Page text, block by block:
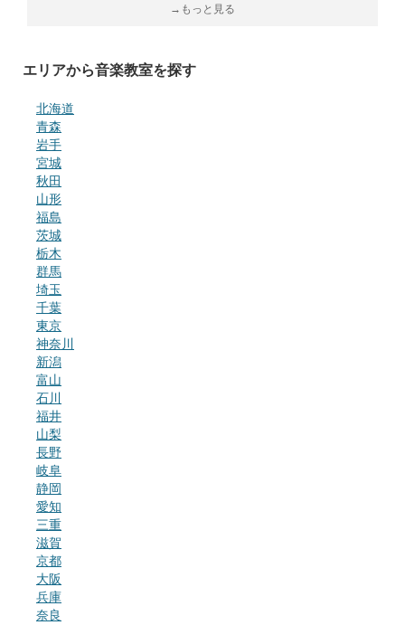
→もっと見る
エリアから音楽教室を探す
北海道
青森
岩手
宮城
秋田
山形
福島
茨城
栃木
群馬
埼玉
千葉
東京
神奈川
新潟
富山
石川
福井
山梨
長野
岐阜
静岡
愛知
三重
滋賀
京都
大阪
兵庫
奈良